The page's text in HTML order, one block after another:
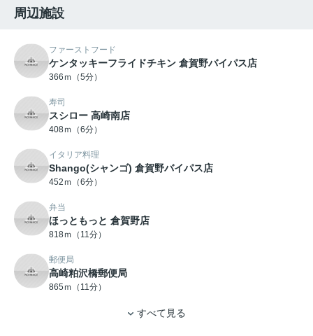
周辺施設
ファーストフード
ケンタッキーフライドチキン 倉賀野バイパス店
366ｍ（5分）
寿司
スシロー 高崎南店
408ｍ（6分）
イタリア料理
Shango(シャンゴ) 倉賀野バイパス店
452ｍ（6分）
弁当
ほっともっと 倉賀野店
818ｍ（11分）
郵便局
高崎粕沢橋郵便局
865ｍ（11分）
すべて見る